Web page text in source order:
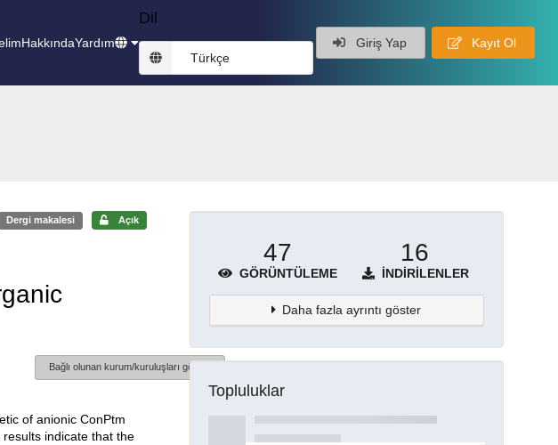
HakkındaYardım
Dil
Türkçe
Giriş Yap Kayıt Ol
Dergi makalesi Açık
Bağlı olunan kurum/kuruluşları göster
of anionic ConPtm
indicate that the
47
GÖRÜNTÜLEME
16
İNDIRILENLER
Daha fazla ayrıntı göster
Topluluklar